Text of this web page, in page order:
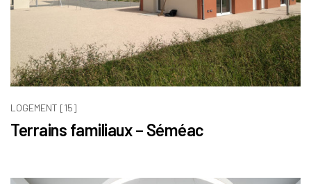
LOGEMENT [15]
Terrains familiaux – Séméac